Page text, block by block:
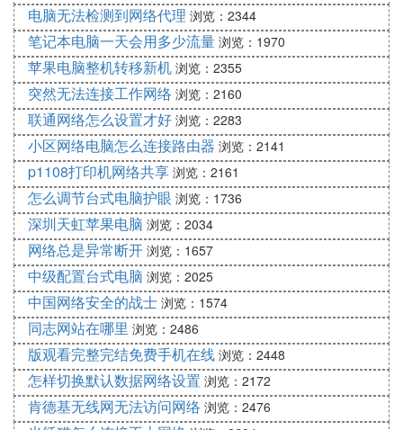
电脑无法检测到网络代理 浏览：2344
笔记本电脑一天会用多少流量 浏览：1970
苹果电脑整机转移新机 浏览：2355
突然无法连接工作网络 浏览：2160
联通网络怎么设置才好 浏览：2283
小区网络电脑怎么连接路由器 浏览：2141
p1108打印机网络共享 浏览：2161
怎么调节台式电脑护眼 浏览：1736
深圳天虹苹果电脑 浏览：2034
网络总是异常断开 浏览：1657
中级配置台式电脑 浏览：2025
中国网络安全的战士 浏览：1574
同志网站在哪里 浏览：2486
版观看完整完结免费手机在线 浏览：2448
怎样切换默认数据网络设置 浏览：2172
肯德基无线网无法访问网络 浏览：2476